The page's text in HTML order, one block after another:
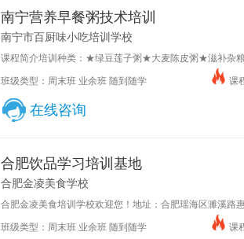
南宁营养早餐粥技术培训
南宁市百厨味小吃培训学校
课程简介培训种类：★绿豆莲子粥★大麦陈皮粥★滋补杂
班级类型：周末班 业余班 随到随学 课
在线咨询
合肥饮品学习培训基地
合肥金凌美食学校
合肥金凌美食培训学校欢迎您！地址：合肥瑶海区濉溪路
班级类型：周末班 业余班 随到随学 课